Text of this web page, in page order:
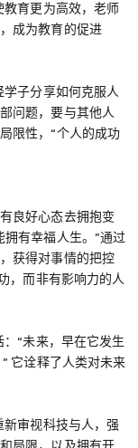
育更为高效，老师
成为教育的促进
子分享如何克服人
问题，要与其他人
限性，“个人的成功
良好心态去拥抱变
有幸福人生。”通过
获得对事情的把控
，而非有影响力的人
“未来，早在它发生
它诠释了人类对未来
审视科技与人，强